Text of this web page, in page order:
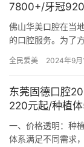
7800+/牙冠
佛山华美口腔在当
的口腔服务。为了
全民爱美 2024年9月
东莞固德口腔
220元起/种植体
一、价格透明：种
体系满足不同需求